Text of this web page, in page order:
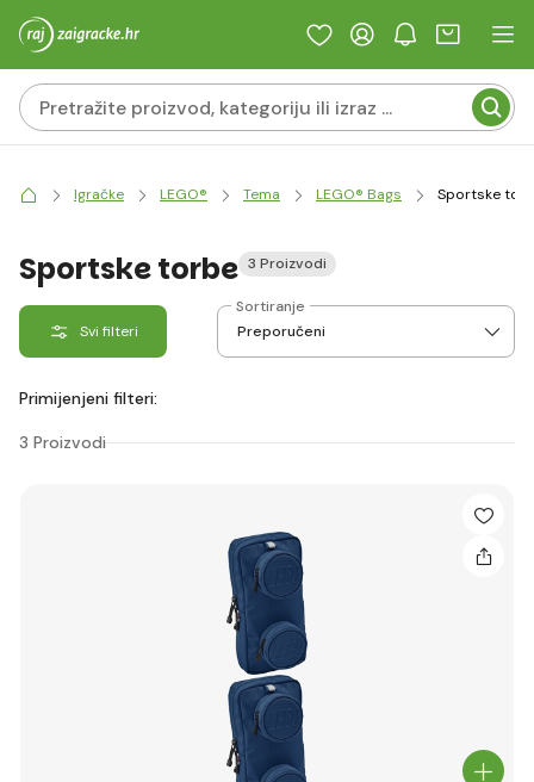
Igračke LEGO® Tema LEGO® Bags Sportske
Sportske torbe 3 Proizvodi
Svi filteri
Sortiranje
Primijenjeni filteri:
3 Proizvodi